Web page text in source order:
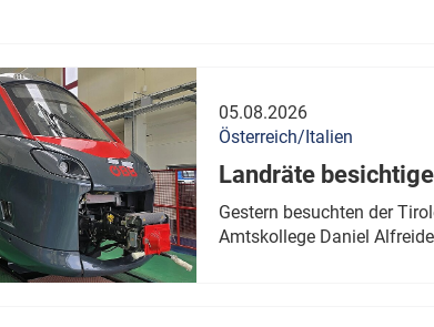
05.08.2026
Österreich/Italien
Landräte
Gestern besuchten der
Amtskollege Daniel